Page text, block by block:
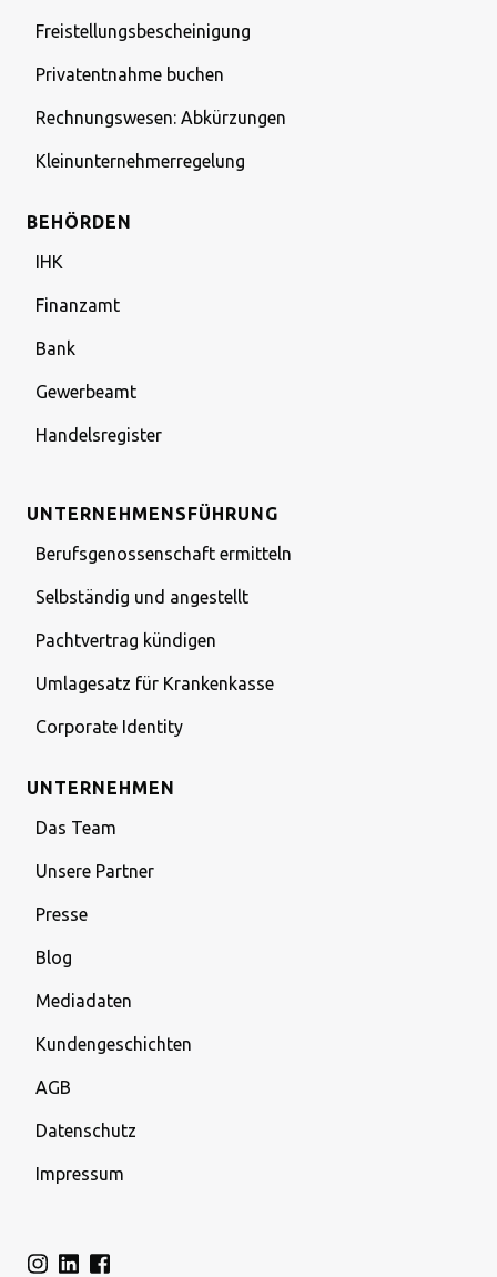
Freistellungsbescheinigung
Privatentnahme buchen
Rechnungswesen: Abkürzungen
Kleinunternehmerregelung
BEHÖRDEN
IHK
Finanzamt
Bank
Gewerbeamt
Handelsregister
UNTERNEHMENSFÜHRUNG
Berufsgenossenschaft ermitteln
Selbständig und angestellt
Pachtvertrag kündigen
Umlagesatz für Krankenkasse
Corporate Identity
UNTERNEHMEN
Das Team
Unsere Partner
Presse
Blog
Mediadaten
Kundengeschichten
AGB
Datenschutz
Impressum